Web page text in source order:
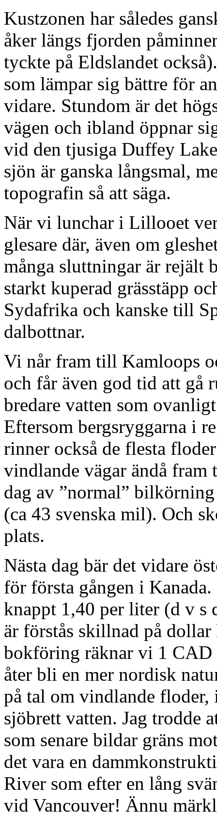
Kustzonen har således
åker längs fjorden
tyckte på Eldslandet
som lämpar sig bättre för
vidare. Stundom är det
vägen och ibland öppnar
vid den tjusiga Duffey
sjön är ganska långsmal,
topografin så att säga.
När vi lunchar i Lillooet
glesare där, även om
många sluttningar är rejält
starkt kuperad grässtäpp
Sydafrika och kanske till
dalbottnar.
Vi når fram till Kamloops
och får även god tid att gå
bredare vatten som
Eftersom bergsryggarna i
rinner också de flesta
vindlande vägar ändå
dag av ”normal”
(ca 43 svenska mil). Och
plats.
Nästa dag bär det vidare
för första gången i
knappt 1,40 per liter (d v s
är förstås skillnad på
bokföring räknar vi 1 CAD
åter bli en mer nordisk
på tal om vindlande
sjöbrett vatten. Jag trodde
som senare bildar gräns
det vara en
River som efter en lång
vid Vancouver! Ännu